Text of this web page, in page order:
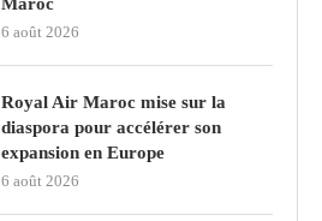
6 août 2026
Royal Air Maroc mise sur la
diaspora pour accélérer son
expansion en Europe
6 août 2026